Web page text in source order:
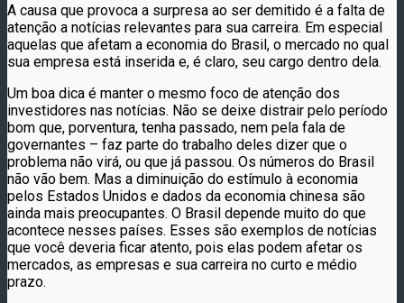
A causa que provoca a surpresa ao ser demitido é a falta de
atenção a notícias relevantes para sua carreira. Em especial
aquelas que afetam a economia do Brasil, o mercado no qual
sua empresa está inserida e, é claro, seu cargo dentro dela.
Um boa dica é manter o mesmo foco de atenção dos
investidores nas notícias. Não se deixe distrair pelo período
bom que, porventura, tenha passado, nem pela fala de
governantes – faz parte do trabalho deles dizer que o
problema não virá, ou que já passou. Os números do Brasil
não vão bem. Mas a diminuição do estímulo à economia
pelos Estados Unidos e dados da economia chinesa são
ainda mais preocupantes. O Brasil depende muito do que
acontece nesses países. Esses são exemplos de notícias
que você deveria ficar atento, pois elas podem afetar os
mercados, as empresas e sua carreira no curto e médio
prazo.